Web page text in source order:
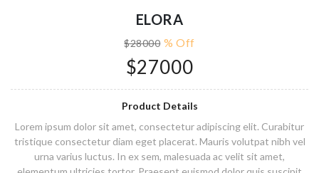
ELORA
$28000 % Off
$27000
Product Details
Lorem ipsum dolor sit amet, consectetur adipiscing elit. Curabitur
tristique consectetur diam eget placerat. Mauris volutpat nibh vel
urna varius luctus. In ex sem, malesuada ac velit sit amet,